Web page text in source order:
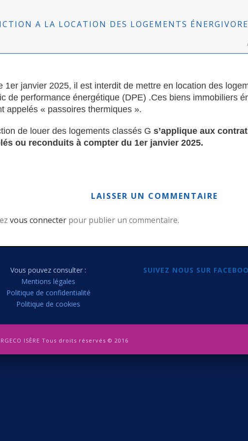
A LA LOCATION DES LOGEMENTS
1er janvier 2025, il est interdit de mettre en location des
de performance énergétique (DPE) .Ces biens immobiliers
appelés « passoires thermiques ».
de louer des logements classés G s’applique aux
ou reconduits à compter du 1er janvier 2025.
LAISSER UN COMMENTAIRE
vous connecter pour publier un commentaire.
Vous pouvez consulter :
Mentions légales
Politique de confidentialité
Politique de cookies
SUIVEZ NOUS SUR
ISÈRE Tous droits réservés © 2016